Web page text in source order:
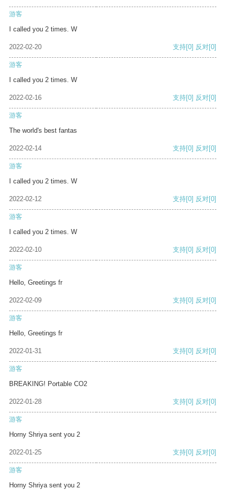
游客
I called you 2 times. W
2022-02-20 支持[0] 反对[0]
游客
I called you 2 times. W
2022-02-16 支持[0] 反对[0]
游客
The world's best fantas
2022-02-14 支持[0] 反对[0]
游客
I called you 2 times. W
2022-02-12 支持[0] 反对[0]
游客
I called you 2 times. W
2022-02-10 支持[0] 反对[0]
游客
Hello, Greetings fr
2022-02-09 支持[0] 反对[0]
游客
Hello, Greetings fr
2022-01-31 支持[0] 反对[0]
游客
BREAKING! Portable CO2
2022-01-28 支持[0] 反对[0]
游客
Horny Shriya sent you 2
2022-01-25 支持[0] 反对[0]
游客
Horny Shriya sent you 2